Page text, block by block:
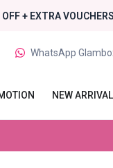
+ EXTRA VOUCHERS
WhatsApp
NEW